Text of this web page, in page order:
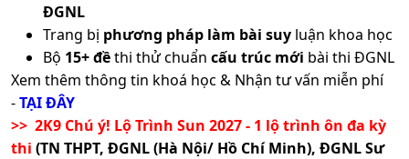
ĐGNL
Trang bị phương pháp làm bài suy luận khoa học
Bộ 15+ đềthi thử chuẩn cấu trúc mới bài thi ĐGNL
Xem thêm thông tin khoá học & Nhận tư vấn miễn phí
-TẠI ĐÂY
>> 2K9 Chú ý! Lộ Trình Sun 2027 - 1 lộ trình ôn đa kỳ
thi (TN THPT, ĐGNL (Hà Nội/ Hồ Chí Minh), ĐGNL Sư